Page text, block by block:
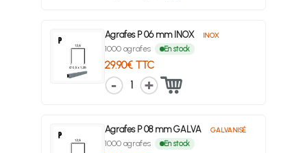
Agrafes P 06 mm INOX INOX
1000 agrafes En stock
29.90€ TTC
1
Agrafes P 08 mm GALVA GALVANISÉ
1000 agrafes En stock